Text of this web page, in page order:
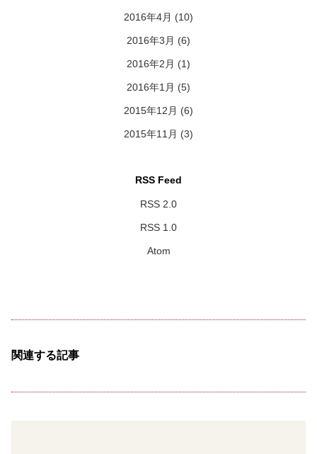
2016年4月 (10)
2016年3月 (6)
2016年2月 (1)
2016年1月 (5)
2015年12月 (6)
2015年11月 (3)
RSS Feed
RSS 2.0
RSS 1.0
Atom
関連する記事